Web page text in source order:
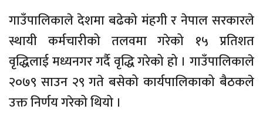
गाउँपालिकाले देशमा बढेको मंहगी र नेपाल सरकारले
स्थायी कर्मचारीको तलवमा गरेको १५ प्रतिशत
वृद्धिलाई मध्यनगर गर्दै वृद्धि गरेको हो । गाउँपालिकाले
२०७९ साउन २९ गते बसेको कार्यपालिकाको बैठकले
उक्त निर्णय गरेको थियो ।